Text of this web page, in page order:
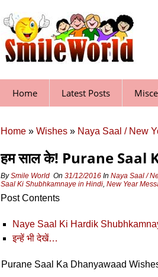
Home Latest Posts
Home » Wishes » Naya Saal / New
हम साल के! Purane
BySmile World On 31/12/2016 In Naya Saal /
Saal Ki Shubhkamnaye in Hindi, New Year
Post Contents
Naye Saal Ki Hardik
इन्‍हें भी देखें…
Purane Saal Ka Dhanyawaad